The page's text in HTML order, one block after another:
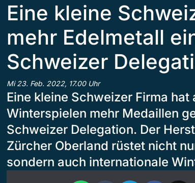
Eine kleine
mehr Edelmetall
Schweizer
Mi 23. Feb. 2022, 17.00 Uhr
Eine kleine Schweizer Firma
Winterspielen mehr Medaillen
Schweizer Delegation. Der
Zürcher Oberland rüstet nicht
sondern auch internationale